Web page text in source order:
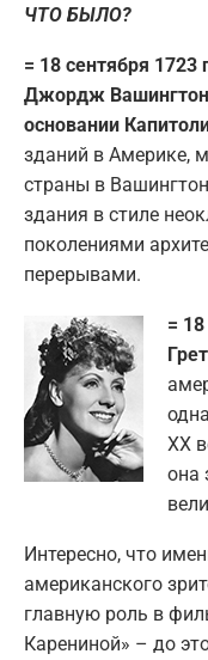
ЧТО БЫЛО?
= 18 сентября
Джордж
основании
зданий в Америке,
страны в
здания в стиле
поколениями
перерывами.
=
XX
она
Интересно, что
американского
главную роль в
Карениной» – до